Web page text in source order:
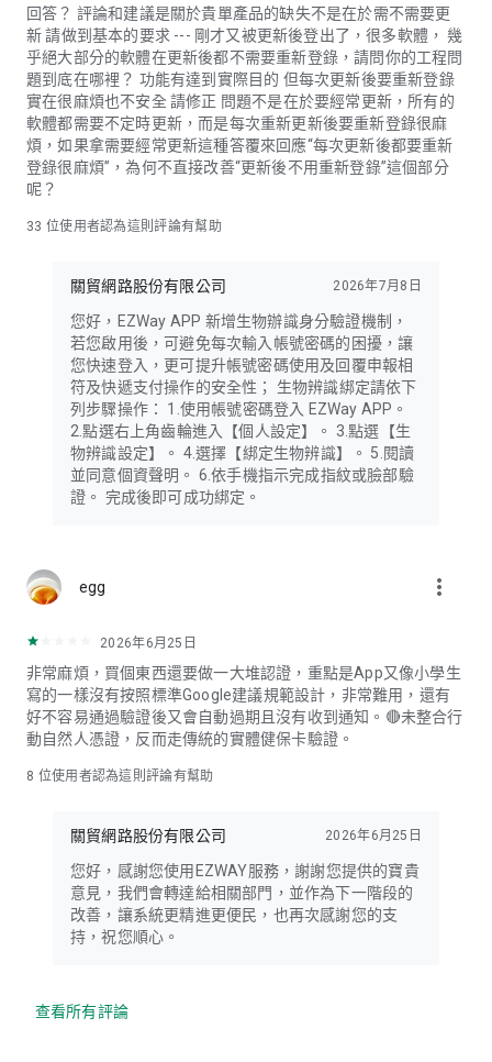
回答？ 評論和建議是關於貴單產品的缺失不是在於需不需要更
新 請做到基本的要求 --- 剛才又被更新後登出了，很多軟體， 幾
乎絕大部分的軟體在更新後都不需要重新登錄，請問你的工程問
題到底在哪裡？ 功能有達到實際目的 但每次更新後要重新登錄
實在很麻煩也不安全 請修正 問題不是在於要經常更新，所有的
軟體都需要不定時更新，而是每次重新更新後要重新登錄很麻
煩，如果拿需要經常更新這種答覆來回應“每次更新後都要重新
登錄很麻煩”，為何不直接改善“更新後不用重新登錄”這個部分
呢？
33 位使用者認為這則評論有幫助
關貿網路股份有限公司 2026年7月8日
您好，EZWay APP 新增生物辦識身分驗證機制，
若您啟用後，可避免每次輸入帳號密碼的困擾，讓
您快速登入，更可提升帳號密碼使用及回覆申報相
符及快遞支付操作的安全性； 生物辨識綁定請依下
列步驟操作： 1.使用帳號密碼登入 EZWay APP。
2.點選右上角齒輪進入【個人設定】。 3.點選【生
物辨識設定】。 4.選擇【綁定生物辨識】。 5.閱讀
並同意個資聲明。 6.依手機指示完成指紋或臉部驗
證。 完成後即可成功綁定。
egg more_vert
2026年6月25日
非常麻煩，買個東西還要做一大堆認證，重點是App又像小學生
寫的一樣沒有按照標準Google建議規範設計，非常難用，還有
好不容易通過驗證後又會自動過期且沒有收到通知。🔴未整合行
動自然人憑證，反而走傳統的實體健保卡驗證。
8 位使用者認為這則評論有幫助
關貿網路股份有限公司 2026年6月25日
您好，感謝您使用EZWAY服務，謝謝您提供的寶貴
意見，我們會轉達給相關部門，並作為下一階段的
改善，讓系統更精進更便民，也再次感謝您的支
持，祝您順心。
查看所有評論